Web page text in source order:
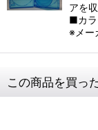
アを
■カラ
※メー
この商品を買っ